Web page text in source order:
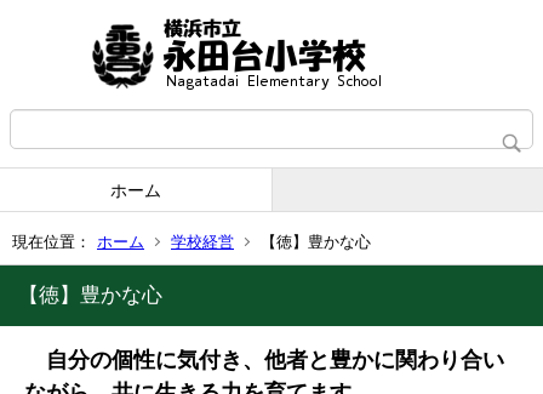
ホーム
現在位置： ホーム 学校経営 【徳】豊かな心
【徳】豊かな心
自分の個性に気付き、他者と豊かに関わり合い